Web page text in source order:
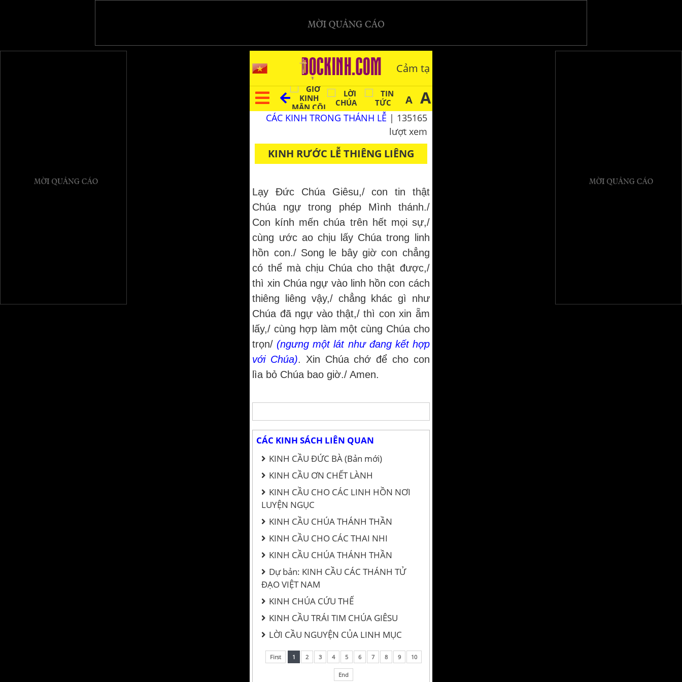
Cảm tạ
A A
CÁC KINH TRONG THÁNH LỄ | 135165
lượt xem
KINH RƯỚC LỄ THIÊNG LIÊNG
Lạy Đức Chúa Giêsu,/ con tin thật
Chúa ngự trong phép Mình thánh./
Con kính mến chúa trên hết mọi sự,/
cùng ước ao chịu lấy Chúa trong linh
hồn con./ Song le bây giờ con chẳng
có thể mà chịu Chúa cho thật được,/
thì xin Chúa ngự vào linh hồn con cách
thiêng liêng vậy,/ chẳng khác gì như
Chúa đã ngự vào thật,/ thì con xin ẵm
lấy,/ cùng hợp làm một cùng Chúa cho
trọn/ (ngưng một lát như đang kết hợp
với Chúa). Xin Chúa chớ để cho con
lìa bỏ Chúa bao giờ./ Amen.
CÁC KINH SÁCH LIÊN QUAN
KINH CẦU ĐỨC BÀ (Bản mới)
KINH CẦU ƠN CHẾT LÀNH
KINH CẦU CHO CÁC LINH HỒN NƠI
LUYỆN NGỤC
KINH CẦU CHÚA THÁNH THẦN
KINH CẦU CHO CÁC THAI NHI
KINH CẦU CHÚA THÁNH THẦN
Dự bản: KINH CẦU CÁC THÁNH TỬ
ĐẠO VIỆT NAM
KINH CHÚA CỨU THẾ
KINH CẦU TRÁI TIM CHÚA GIÊSU
LỜI CẦU NGUYỆN CỦA LINH MỤC
First 1 2 3 4 5 6 7 8 9 10
End